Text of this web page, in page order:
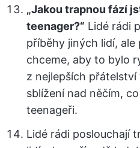
„Jakou trapnou fází
teenager?“ Lidé rádi
příběhy jiných lidí, ale
chceme, aby to bylo
z nejlepších
sblížení nad něčím,
teenageři.
Lidé rádi poslouchají